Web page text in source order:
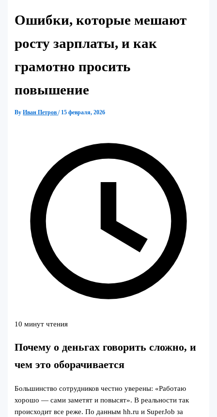
Ошибки, которые мешают
росту зарплаты, и как
грамотно просить
повышение
ByИван Петров/ 15 февраля, 2026
10 минут чтения
Почему о деньгах говорить сложно, и
чем это оборачивается
Большинство сотрудников честно уверены: «Работаю
хорошо — сами заметят и повысят». В реальности так
происходит все реже. По данным hh.ru и SuperJob за